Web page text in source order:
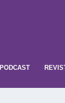
PODCAST